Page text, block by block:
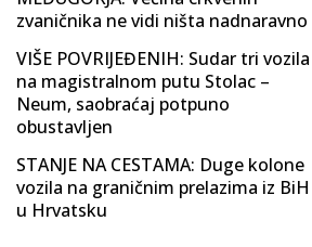
zvaničnika ne vidi ništa nadnaravno
VIŠE POVRIJEĐENIH: Sudar tri vozila
na magistralnom putu Stolac –
Neum, saobraćaj potpuno
obustavljen
STANJE NA CESTAMA: Duge kolone
vozila na graničnim prelazima iz BiH
u Hrvatsku